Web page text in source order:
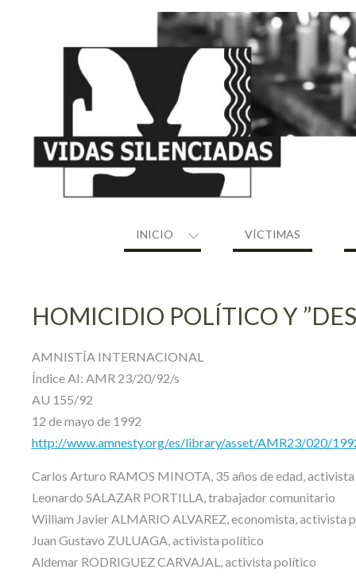
INICIO VÍCTIMAS
HOMICIDIO POLÍTICO Y
AMNISTÍA INTERNACIONAL
Índice AI: AMR 23/20/92/s
AU 155/92
12 de mayo de 1992
http://www.amnesty.org/es/library/asset/AMR23/020/
Carlos Arturo RAMOS MINOTA, 35 años de edad,
Leonardo SALAZAR PORTILLA, trabajador comunitario
William Javier ALMARIO ALVAREZ, economista,
Juan Gustavo ZULUAGA, activista político
Aldemar RODRIGUEZ CARVAJAL, activista político